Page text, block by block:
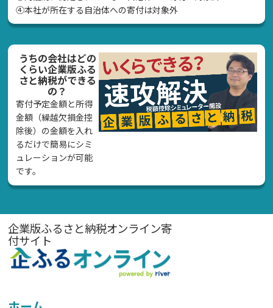
④本社が所在する自治体への寄付は対象外
うちの会社はどの
くらい企業版ふる
さと納税ができる
の？
寄付予定金額と所得
金額（繰越欠損金控
除後）の金額を入れ
るだけで簡易にシミ
ュレーションが可能
です。
企業版ふるさと納税オンライン寄
付サイト